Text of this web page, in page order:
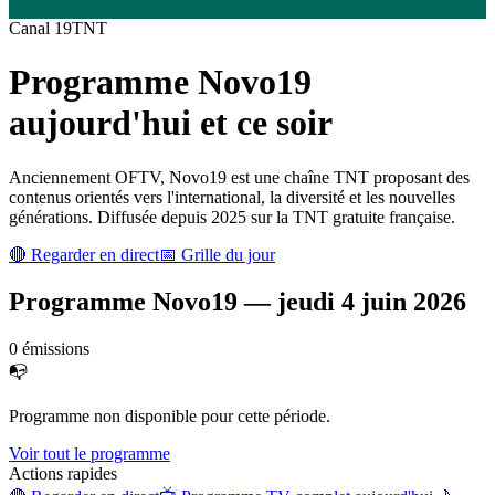
Canal 19TNT
Programme Novo19
aujourd'hui et ce soir
Anciennement OFTV, Novo19 est une chaîne TNT proposant des
contenus orientés vers l'international, la diversité et les nouvelles
générations. Diffusée depuis 2025 sur la TNT gratuite française.
🔴 Regarder en direct📅 Grille du jour
Programme Novo19— jeudi 4 juin 2026
0 émissions
📭
Programme non disponible pour cette période.
Voir tout le programme
Actions rapides